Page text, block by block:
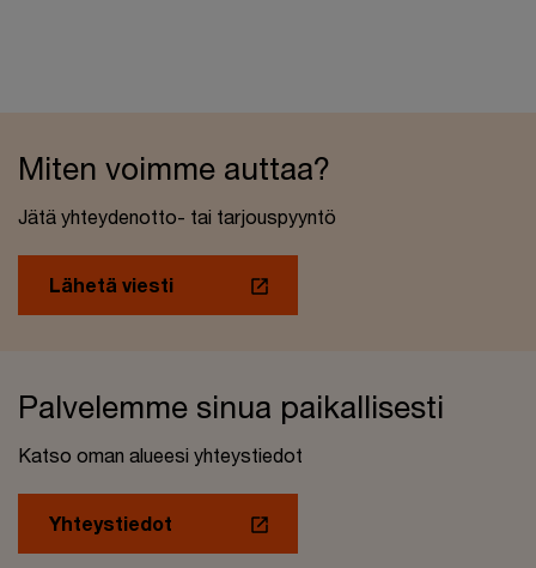
Miten voimme auttaa?
Jätä yhteydenotto- tai tarjouspyyntö
Lähetä viesti
Palvelemme sinua paikallisesti
Katso oman alueesi yhteystiedot
Yhteystiedot